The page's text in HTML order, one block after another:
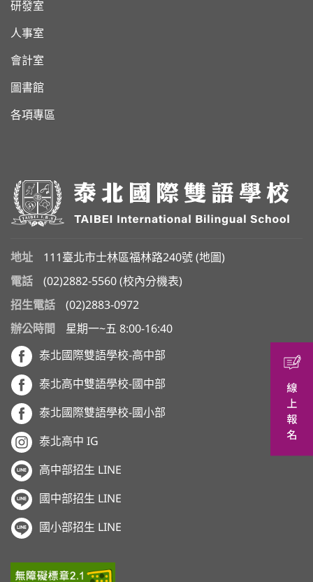
研發室
人事室
會計室
圖書館
各項專區
地址 111臺北市士林區福林路240號 (地圖 )
電話
(02)2882-5560 (校內分機表)
招生電話
(02)2883-0972
辦公時間
星期一~五 8:00-16:40
泰北國際雙語學校-高中部
泰北高中雙語學校-國中部
泰北國際雙語學校-國小部
泰北高中 IG
高中部招生 LINE
國中部招生 LINE
國小部招生 LINE